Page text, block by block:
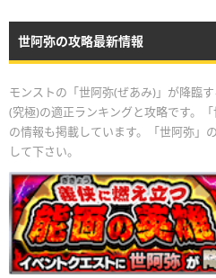
世阿弥の攻略最新情報
モンストの「世阿弥(ぜあみ)」が降臨
(究極)の適正ランキングと攻略です。
の情報も掲載しています。「世阿弥」
して下さい。